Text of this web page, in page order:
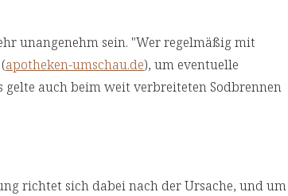
unangenehm sein. "Wer regelmäßig mit
apotheken-umschau.de), um eventuelle
auch beim weit verbreiteten Sodbrennen
richtet sich dabei nach der Ursache, und um